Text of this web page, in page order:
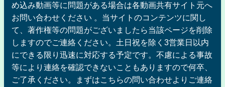
め込み動画等に問題がある場合は各動画共有サイト元へ
お問い合わせください 。当サイトのコンテンツに関し
て、著作権等の問題がございましたら当該ページを削除
しますのでご連絡ください。土日祝を除く3営業日以内
にできる限り迅速に対応する予定です。不慮による事故
等により連絡を確認できないこともありますので何卒、
ご了承ください。まずはこちらの問い合わせよりご連絡